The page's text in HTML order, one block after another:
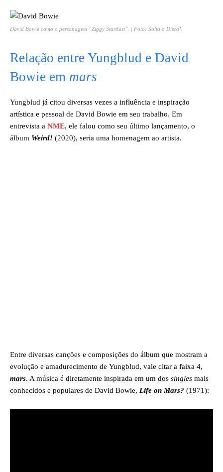
David Bowie como o personagem “Ziggy Stardust”. | Foto: Solta o Disco!
Relação entre Yungblud e David
Bowie em mars
Yungblud já citou diversas vezes a influência e inspiração
artística e pessoal de David Bowie em seu trabalho. Em
entrevista a NME, ele falou como seu último lançamento, o
álbum Weird! (2020), seria uma homenagem ao artista.
Entre diversas canções e composições do álbum que mostram a
evolução e amadurecimento de Yungblud, vale citar a faixa 4,
mars. A música é diretamente inspirada em um dos singles mais
conhecidos e populares de David Bowie, Life on Mars? (1971):